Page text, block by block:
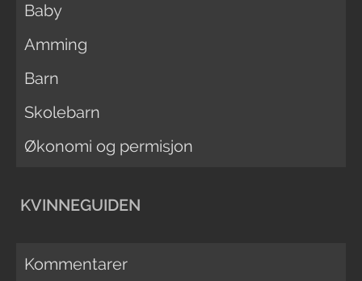
Baby
Amming
Barn
Skolebarn
Økonomi og permisjon
KVINNEGUIDEN
Kommentarer